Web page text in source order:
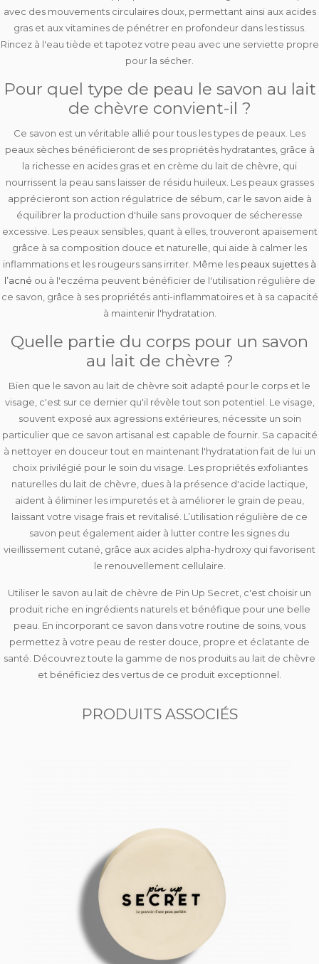
avec des mouvements circulaires doux, permettant ainsi aux acides
gras et aux vitamines de pénétrer en profondeur dans les tissus.
Rincez à l'eau tiède et tapotez votre peau avec une serviette propre
pour la sécher.
Pour quel type de peau le savon au lait
de chèvre convient-il ?
Ce savon est un véritable allié pour tous les types de peaux. Les
peaux sèchesbénéficieront de ses propriétés hydratantes, grâce à
la richesse en acides gras et en crème du lait de chèvre, qui
nourrissent la peau sans laisser de résidu huileux. Les peaux grasses
apprécieront son action régulatrice de sébum , car le savon aide à
équilibrer la production d'huile sans provoquer de sécheresse
excessive. Les peaux sensibles, quant à elles,trouveront apaisement
grâce à sa composition douce et naturelle, qui aide à calmer les
inflammations et les rougeurs sans irriter. Même les peaux sujettes à
l’acné ou à l'eczéma peuvent bénéficier de l'utilisation régulière de
ce savon, grâce à ses propriétés anti-inflammatoires et à sa capacité
à maintenir l'hydratation.
Quelle partie du corps pour un savon
au lait de chèvre ?
Bien que le savon au lait de chèvre soit adapté pour le corps et le
visage , c'est sur ce dernier qu'il révèle tout son potentiel. Le visage,
souvent exposé aux agressions extérieures, nécessite un soin
particulier que ce savon artisanal est capable de fournir. Sa capacité
à nettoyer en douceur tout en maintenant l'hydratation fait de lui un
choix privilégié pour le soin du visage. Les propriétés exfoliantes
naturelles du lait de chèvre, dues à la présence d'acide lactique,
aident à éliminer les impuretés et à améliorer le grain de peau,
laissant votre visage frais et revitalisé. L’utilisation régulière de ce
savon peut également aider à lutter contre les signes du
vieillissement cutané , grâce aux acides alpha-hydroxy qui favorisent
le renouvellement cellulaire.
Utiliser le savon au lait de chèvre de Pin Up Secret, c'est choisir un
produit riche en ingrédients naturels et bénéfique pour une belle
peau. En incorporant ce savon dans votre routine de soins, vous
permettez à votre peau de rester douce, propre et éclatante de
santé. Découvrez toute la gamme de nos produits au lait de chèvre
et bénéficiez des vertus de ce produit exceptionnel.
PRODUITS ASSOCIÉS